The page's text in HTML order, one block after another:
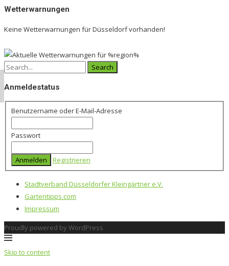
Wetterwarnungen
Keine Wetterwarnungen für Düsseldorf vorhanden!
Search
Anmeldestatus
Benutzername oder E-Mail-Adresse
Passwort
Registrieren
Stadtverband Düsseldorfer Kleingärtner e.V.
Gartentipps.com
Impressum
Proudly powered by WordPress
Skip to content